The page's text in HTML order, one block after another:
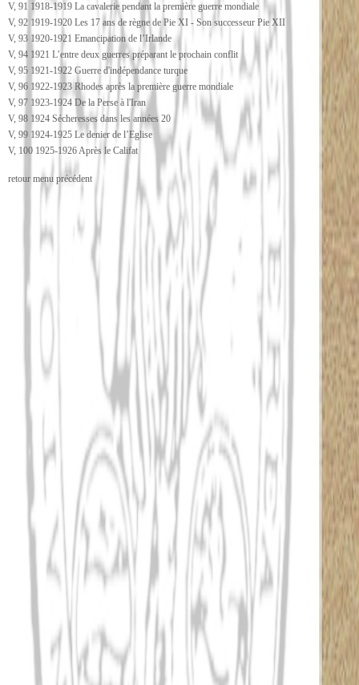
V, 91 1918-1919 La cavalerie pendant la première guerre mondiale
V, 92 1919-1920 Les 17 ans de règne de Pie XI - Son successeur Pie XII
V, 93 1920-1921 Emancipation de l’Irlande
V, 94 1921 L’entre deux guerres préparant le prochain conflit
V, 95 1921-1922 Guerre d'indépendance turque
V, 96 1922-1923 Rhodes après la première guerre mondiale
V, 97 1923-1924 De la Perse à l'Iran
V, 98 1924 Sécheresses dans les années 20
V, 99 1924-1925 Le denier de l’Eglise
V, 100 1925-1926 Après le Califat
retour menu précédent